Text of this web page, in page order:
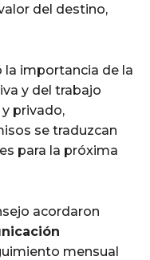
del destino,
la importancia de la
y del trabajo
privado,
se traduzcan
para la próxima
acordaron
mensual